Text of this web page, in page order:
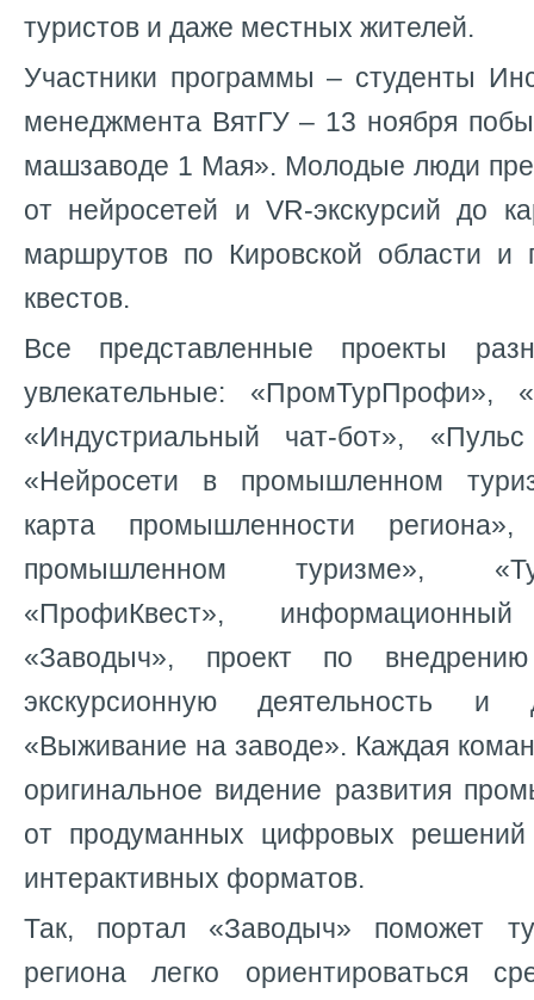
туристов и даже местных жителей.
Участники программы – студенты
менеджмента ВятГУ – 13 ноября
машзаводе 1 Мая». Молодые люди
от нейросетей и VR-экскурсий до
маршрутов по Кировской области и
квестов.
Все представленные проекты
увлекательные: «ПромТурПрофи»,
«Индустриальный чат-бот»,
«Нейросети в промышленном
карта промышленности
промышленном туризме»,
«ПрофиКвест», информационный
«Заводыч», проект по
экскурсионную деятельность и
«Выживание на заводе». Каждая
оригинальное видение развития
от продуманных цифровых
интерактивных форматов.
Так, портал «Заводыч» поможет
региона легко ориентироваться